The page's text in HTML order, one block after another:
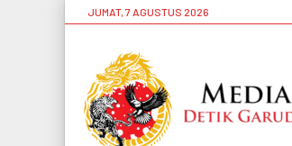
JUMAT, 7 AGUSTUS 2026